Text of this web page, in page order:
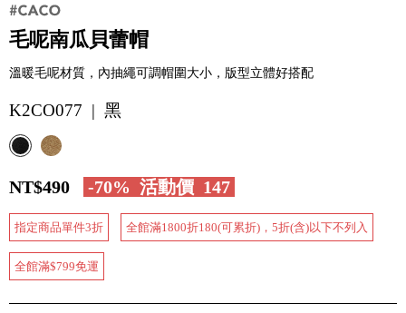
毛呢南瓜貝蕾帽
溫暖毛呢材質，內抽繩可調帽圍大小，版型立體好搭配
K2CO077 | 黑
NT$490 -70% 活動價 147
指定商品單件3折 全館滿1800折180(可累折)，5折(含)以下不列入
全館滿$799免運